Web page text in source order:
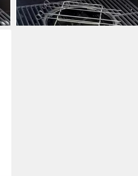
18,90 €
lieferbar - in 2-3 Werktagen bei dir